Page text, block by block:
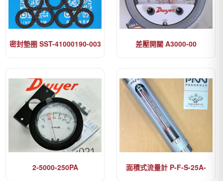
密封墊圈 SST-41000190-003 差壓開關 A3000-00
2-5000-250PA
面積式流量計 P-F-S-25A-